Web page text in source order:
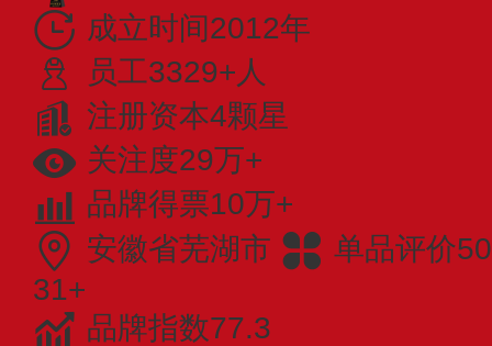
成立时间2012年
员工3329+人
注册资本4颗星
关注度29万+
品牌得票10万+
安徽省芜湖市
单品评价
31+
品牌指数77.3